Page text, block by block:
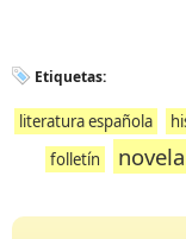
Etiquetas:
literatura española
folletín